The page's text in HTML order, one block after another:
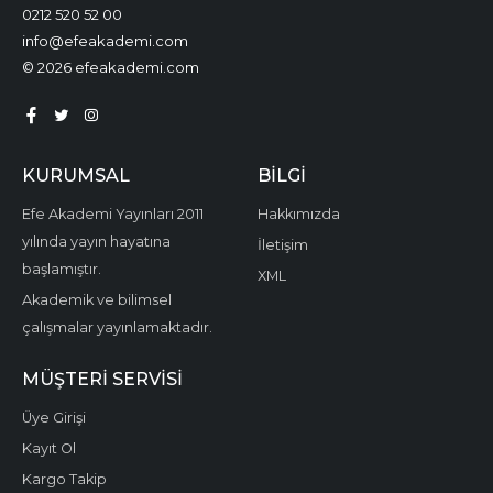
0212 520 52 00
info@efeakademi.com
© 2026 efeakademi.com
KURUMSAL
Efe Akademi Yayınları 2011
yılında yayın hayatına
başlamıştır.
Akademik ve bilimsel
çalışmalar yayınlamaktadır.
BILGI
Hakkımızda
İletişim
XML
MÜŞTERI SERVISI
Üye Girişi
Kayıt Ol
Kargo Takip